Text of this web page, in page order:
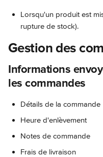
Lorsqu'un produit est
rupture de stock).
Gestion des
Informations
les commandes
Détails de la commande
Heure d'enlèvement
Notes de commande
Frais de livraison